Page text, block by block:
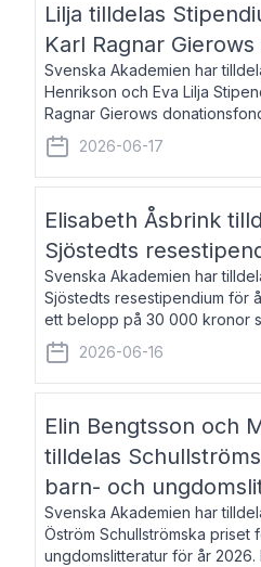
Lilja tilldelas
Karl Ragnar
Svenska Akademien har
Henrikson och Eva Lilja
Ragnar Gierows
Stipendiebeloppet är på 70
Cullhed, född 1985, är
2026-06-17
Elisabeth Åsbrink
Sjöstedts
Svenska Akademien har
Sjöstedts resestipendium för
ett belopp på 30 000 kronor
fri vistelse i Akademiens
Åsbrink, född 1965 oc
2026-06-16
Elin Bengtsson och
tilldelas
barn- och
Svenska Akademien har
Öström Schullströmska priset
ungdomslitteratur för år